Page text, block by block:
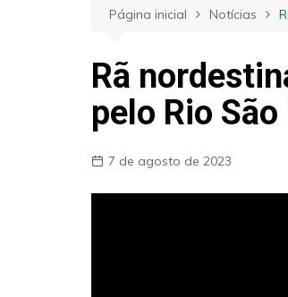
Página inicial Notícias
Rã
pelo Rio
7 de agosto de 2023